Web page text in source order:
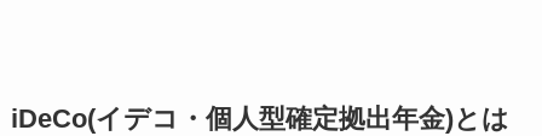
iDeCo(イデコ・個人型確定拠出年金)とは